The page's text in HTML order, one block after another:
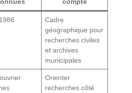
Cadre
géographique pour
recherches civiles
et archives
municipales
Orienter
recherches côté